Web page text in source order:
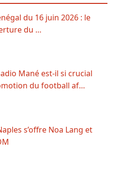
du 16 juin 2026 : le
du …
Mané est-il si crucial
du football af…
s’offre Noa Lang et